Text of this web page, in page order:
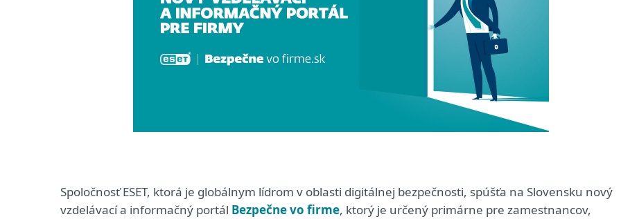
Spoločnosť ESET, ktorá je globálnym lídrom v oblasti digitálnej bezpečnosti, spúšťa na Slovensku nový
vzdelávací a informačný portál Bezpečne vo firme, ktorý je určený primárne pre zamestnancov,